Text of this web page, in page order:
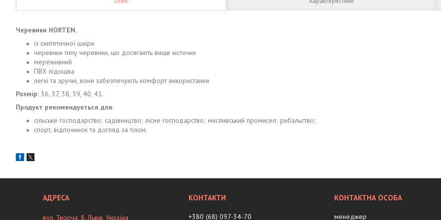
Черевики HORTEN.
із синтетичної шкіри
черевики типу черевики, що досягають вище кісточки
мереживний
ПВХ підошва
легкі та зручні, вони забезпечують комфорт використання
Розмір: 36, 37, 38, 39, 40, 41.
Продукт рекомендується для:
сільське господарство; садівництво; лісне господарство; мисливський промисел; рибальство;
спорт, відпочинок та догляд за тілом.
вул. Творча, 8, Львів, Україна
+380 (68) 097-34-70
менеджер